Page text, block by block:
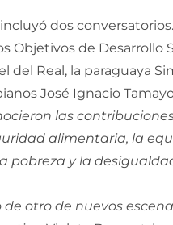
dos
Objetivos de Desarrollo
del Real, la paraguaya
José Ignacio
las
alimentaria, la
pobreza y la
de otro de nuevos